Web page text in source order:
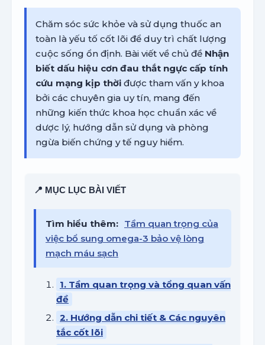
Chăm sóc sức khỏe và sử dụng thuốc an
toàn là yếu tố cốt lõi để duy trì chất lượng
cuộc sống ổn định. Bài viết về chủ đề Nhận
biết dấu hiệu cơn đau thắt ngực cấp tính
cứu mạng kịp thời được tham vấn y khoa
bởi các chuyên gia uy tín, mang đến
những kiến thức khoa học chuẩn xác về
dược lý, hướng dẫn sử dụng và phòng
ngừa biến chứng y tế nguy hiểm.
📍 MỤC LỤC BÀI VIẾT
Tìm hiểu thêm: Tầm quan trọng của
việc bổ sung omega-3 bảo vệ lòng
mạch máu sạch
1. Tầm quan trọng và tổng quan vấn
đề
2. Hướng dẫn chi tiết & Các nguyên
tắc cốt lõi